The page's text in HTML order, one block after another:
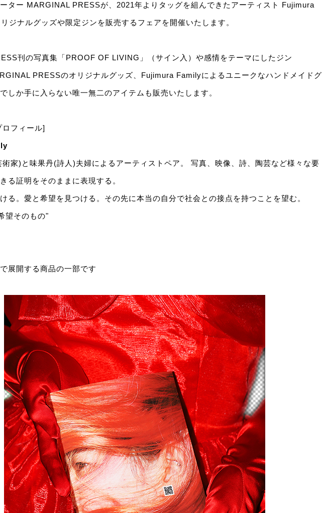
ター MARGINAL PRESSが、2021年よりタッグを組んできたアーティスト Fujimura
ジナルグッズや限定ジンを販売するフェアを開催いたします。
刊の写真集「PROOF OF LIVING」（サイン入）や感情をテーマにしたジン
PRESSのオリジナルグッズ、Fujimura Familyによるユニークなハンドメイドグ
しか手に入らない唯一無二のアイテムも販売いたします。
ロフィール]
家)と味果丹(詩人)夫婦によるアーティストペア。 写真、映像、詩、陶芸など様々な要
る証明をそのままに表現する。
る。愛と希望を見つける。その先に本当の自分で社会との接点を持つことを望む。
望そのもの"
展開する商品の一部です